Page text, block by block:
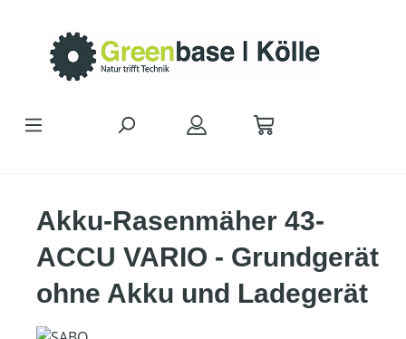
Akku-Rasenmäher 43-
ACCU VARIO - Grundgerät
ohne Akku und Ladegerät